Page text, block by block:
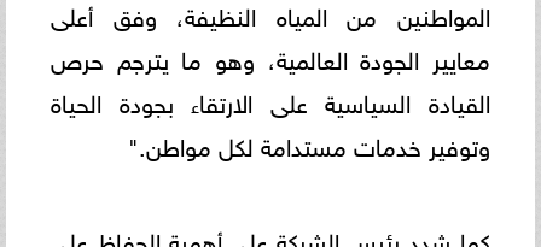
المواطنين من المياه النظيفة، وفق أعلى
معايير الجودة العالمية، وهو ما يترجم حرص
القيادة السياسية على الارتقاء بجودة الحياة
وتوفير خدمات مستدامة لكل مواطن."
كما شدد رئيس الشركة على أهمية الحفاظ على